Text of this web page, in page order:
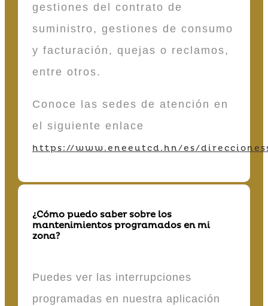
gestiones del contrato de
suministro, gestiones de consumo
y facturación, quejas o reclamos,
entre otros.
Conoce las sedes de atención en
el siguiente enlace
https://www.eneeutcd.hn/es/
¿Cómo puedo saber sobre los
mantenimientos programados en mi
zona?
Puedes ver las interrupciones
programadas en nuestra aplicación